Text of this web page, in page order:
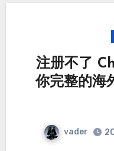
注册不了
你完整的海
vader